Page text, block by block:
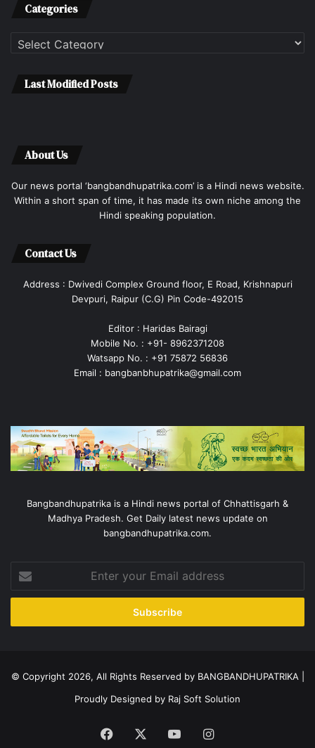
Categories
Categories
Last Modified Posts
About Us
Our news portal ‘bangbandhupatrika.com’ is a Hindi news website.
Within a short span of time, it has made its own niche among the
Hindi speaking population.
Contact Us
Address : Dwivedi Complex Ground floor, E Road, Krishnapuri
Devpuri, Raipur (C.G) Pin Code-492015
Editor : Haridas Bairagi
Mobile No. : +91- 8962371208
Watsapp No. : +91 75872 56836
Email : bangbanbhupatrika@gmail.com
Bangbandhupatrika is a Hindi news portal of Chhattisgarh &
Madhya Pradesh. Get Daily latest news update on
bangbandhupatrika.com.
your
Email
© Copyright 2026, All Rights Reserved by BANGBANDHUPATRIKA |
Proudly Designed by Raj Soft Solution
Facebook YouTubeInstagram